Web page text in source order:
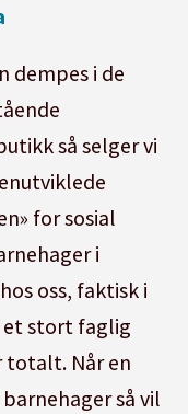
dempes i de
så selger vi
for sosial
i
oss, faktisk i
et stort faglig
totalt. Når en
så vil